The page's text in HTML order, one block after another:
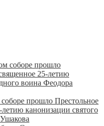
прошло Престольное
канонизации святого